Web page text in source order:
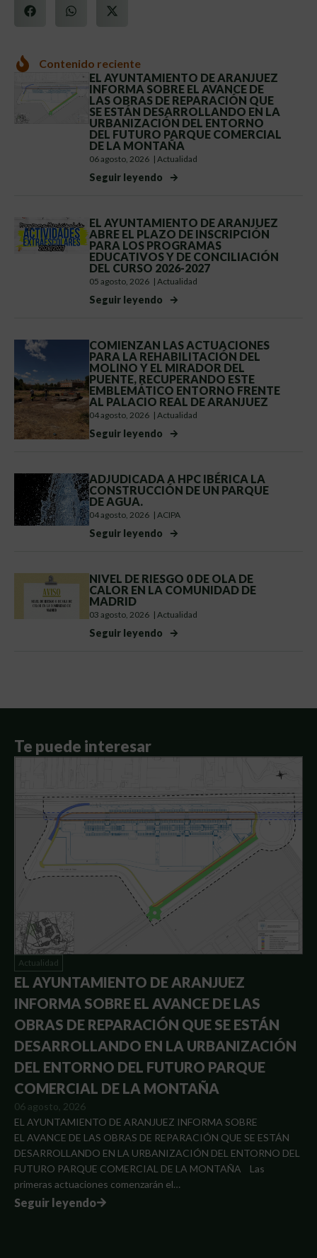
Contenido reciente
EL AYUNTAMIENTO DE ARANJUEZ
INFORMA SOBRE EL AVANCE DE
LAS OBRAS DE REPARACIÓN QUE
SE ESTÁN DESARROLLANDO EN LA
URBANIZACIÓN DEL ENTORNO
DEL FUTURO PARQUE COMERCIAL
DE LA MONTAÑA
06 agosto, 2026 | Actualidad
Seguir leyendo
EL AYUNTAMIENTO DE ARANJUEZ
ABRE EL PLAZO DE INSCRIPCIÓN
PARA LOS PROGRAMAS
EDUCATIVOS Y DE CONCILIACIÓN
DEL CURSO 2026-2027
05 agosto, 2026 | Actualidad
Seguir leyendo
COMIENZAN LAS ACTUACIONES
PARA LA REHABILITACIÓN DEL
MOLINO Y EL MIRADOR DEL
PUENTE, RECUPERANDO ESTE
EMBLEMÁTICO ENTORNO FRENTE
AL PALACIO REAL DE ARANJUEZ
04 agosto, 2026 | Actualidad
Seguir leyendo
ADJUDICADA A HPC IBÉRICA LA
CONSTRUCCIÓN DE UN PARQUE
DE AGUA.
04 agosto, 2026 | ACIPA
Seguir leyendo
NIVEL DE RIESGO 0 DE OLA DE
CALOR EN LA COMUNIDAD DE
MADRID
03 agosto, 2026 | Actualidad
Seguir leyendo
Te puede interesar
Actualidad
EL AYUNTAMIENTO DE ARANJUEZ
INFORMA SOBRE EL AVANCE DE LAS
OBRAS DE REPARACIÓN QUE SE ESTÁN
DESARROLLANDO EN LA URBANIZACIÓN
DEL ENTORNO DEL FUTURO PARQUE
COMERCIAL DE LA MONTAÑA
06 agosto, 2026
EL AYUNTAMIENTO DE ARANJUEZ INFORMA SOBRE
EL AVANCE DE LAS OBRAS DE REPARACIÓN QUE SE ESTÁN
DESARROLLANDO EN LA URBANIZACIÓN DEL ENTORNO DEL
FUTURO PARQUE COMERCIAL DE LA MONTAÑA Las
primeras actuaciones comenzarán el…
Seguir leyendo